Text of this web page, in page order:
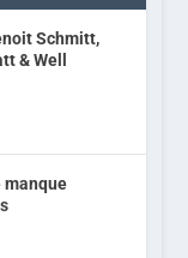
Schmitt,
& Well
manque